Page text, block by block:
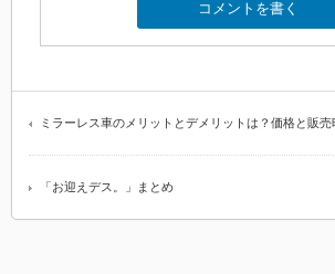
ミラーレス車のメリットとデメリットは？価格と販売
「お迎えデス。」まとめ